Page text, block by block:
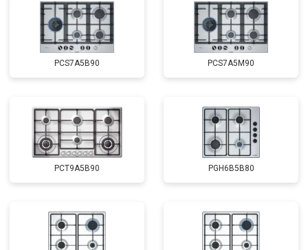
PCS7A5B90 PCS7A5M90
PCT9A5B90 PGH6B5B80